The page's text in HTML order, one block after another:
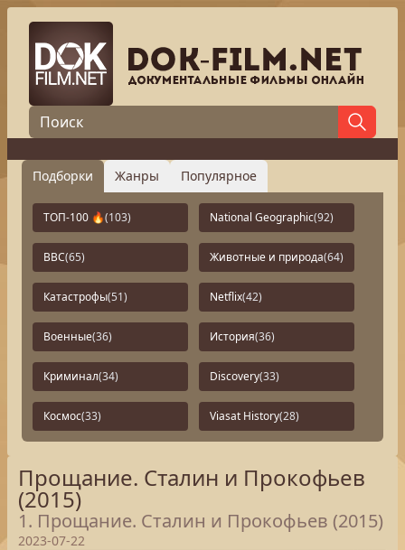
Подборки Жанры Популярное
ТОП-100 🔥(103) National Geographic(92)
BBC(65) Животные и природа(64)
Катастрофы(51) Netflix(42)
Военные(36) История(36)
Криминал(34) Discovery(33)
Космос(33) Viasat History(28)
Прощание. Сталин и Прокофьев
(2015)
1. Прощание. Сталин и Прокофьев (2015)
2023-07-22